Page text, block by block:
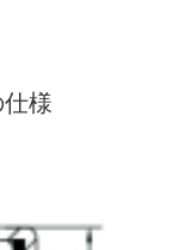
様